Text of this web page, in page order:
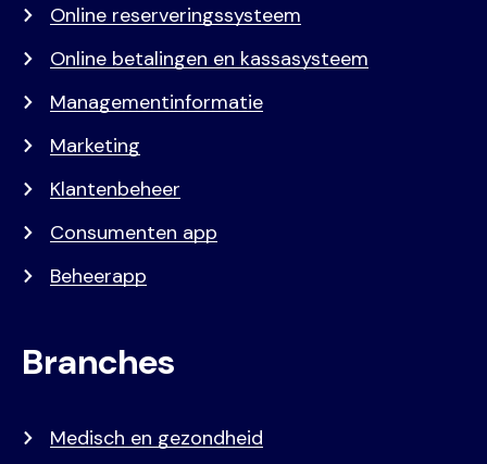
Online reserveringssysteem
Online betalingen en kassasysteem
Managementinformatie
Marketing
Klantenbeheer
Consumenten app
Beheerapp
Branches
Medisch en gezondheid